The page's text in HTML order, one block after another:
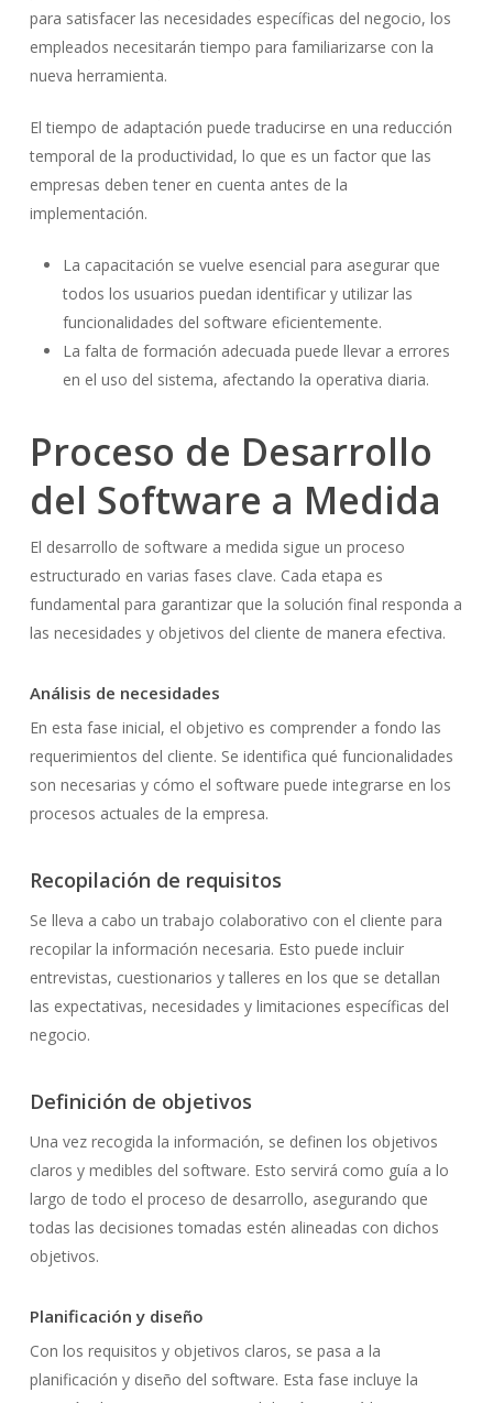
para satisfacer las necesidades específicas del negocio, los
empleados necesitarán tiempo para familiarizarse con la
nueva herramienta.
El tiempo de adaptación puede traducirse en una reducción
temporal de la productividad, lo que es un factor que las
empresas deben tener en cuenta antes de la
implementación.
La capacitación se vuelve esencial para asegurar que
todos los usuarios puedan identificar y utilizar las
funcionalidades del software eficientemente.
La falta de formación adecuada puede llevar a errores
en el uso del sistema, afectando la operativa diaria.
Proceso de Desarrollo
del Software a Medida
El desarrollo de software a medida sigue un proceso
estructurado en varias fases clave. Cada etapa es
fundamental para garantizar que la solución final responda a
las necesidades y objetivos del cliente de manera efectiva.
Análisis de necesidades
En esta fase inicial, el objetivo es comprender a fondo las
requerimientos del cliente. Se identifica qué funcionalidades
son necesarias y cómo el software puede integrarse en los
procesos actuales de la empresa.
Recopilación de requisitos
Se lleva a cabo un trabajo colaborativo con el cliente para
recopilar la información necesaria. Esto puede incluir
entrevistas, cuestionarios y talleres en los que se detallan
las expectativas, necesidades y limitaciones específicas del
negocio.
Definición de objetivos
Una vez recogida la información, se definen los objetivos
claros y medibles del software. Esto servirá como guía a lo
largo de todo el proceso de desarrollo, asegurando que
todas las decisiones tomadas estén alineadas con dichos
objetivos.
Planificación y diseño
Con los requisitos y objetivos claros, se pasa a la
planificación y diseño del software. Esta fase incluye la